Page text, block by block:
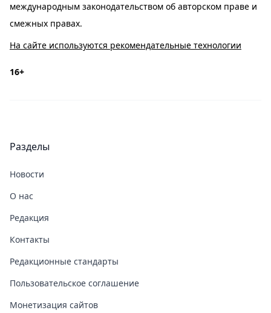
международным законодательством об авторском праве и
смежных правах.
На сайте используются рекомендательные технологии
16+
Разделы
Новости
О нас
Редакция
Контакты
Редакционные стандарты
Пользовательское соглашение
Монетизация сайтов